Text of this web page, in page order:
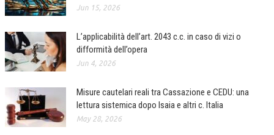
BOLLETTINO FINANZIAMENTI
TELEGRAM
DOCUMENTI
MANUALI E MONOGRAFIE
TESI DI LAUREA
Jun 15, 2026
L’applicabilità dell’art. 2043 c.c. in caso di vizi o
difformità dell’opera
Jun 4, 2026
Misure cautelari reali tra Cassazione e CEDU: una
lettura sistemica dopo Isaia e altri c. Italia
May 28, 2026